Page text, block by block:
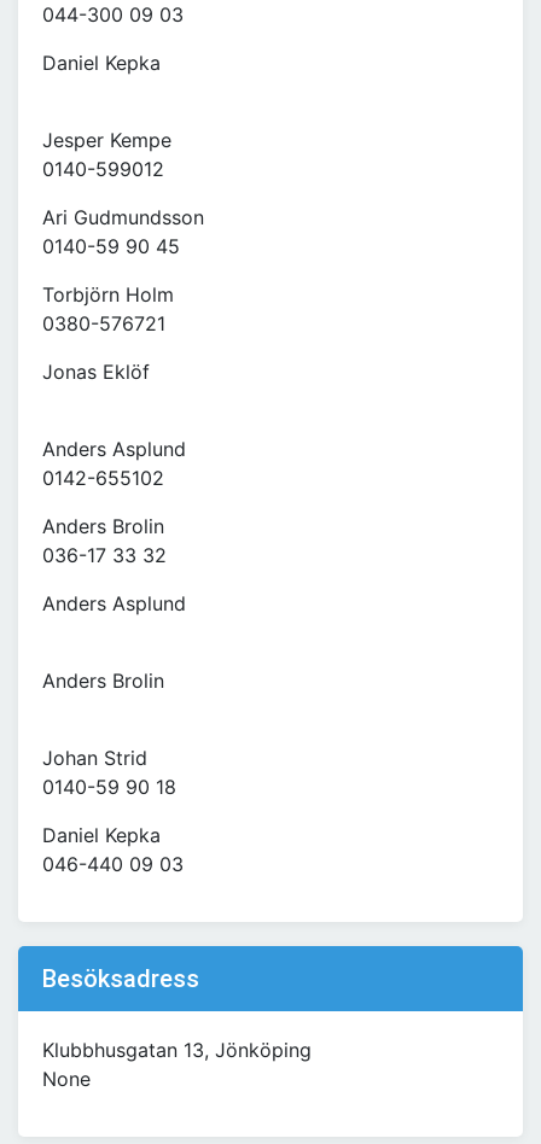
044-300 09 03
Daniel Kepka
Jesper Kempe
0140-599012
Ari Gudmundsson
0140-59 90 45
Torbjörn Holm
0380-576721
Jonas Eklöf
Anders Asplund
0142-655102
Anders Brolin
036-17 33 32
Anders Asplund
Anders Brolin
Johan Strid
0140-59 90 18
Daniel Kepka
046-440 09 03
Besöksadress
Klubbhusgatan 13, Jönköping
None